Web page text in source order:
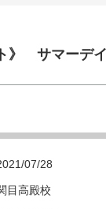
ト》 サマーデ
07/28
目高殿校